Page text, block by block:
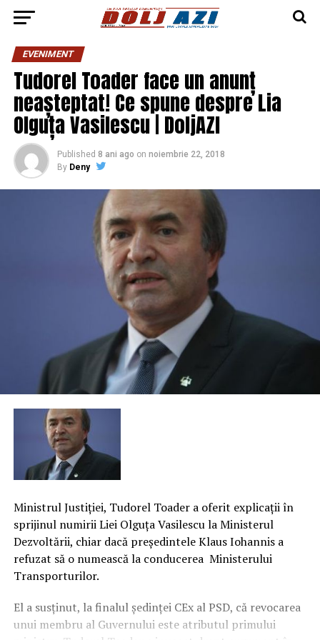
EVENIMENT
Tudorel Toader face un anunț
neașteptat! Ce spune despre Lia
Olguța Vasilescu | DoljAZI
Published 8 ani ago on noiembrie 22, 2018
By Deny
Ministrul Justiţiei, Tudorel Toader a oferit explicaţii în
sprijinul numirii Liei Olguţa Vasilescu la Ministerul
Dezvoltării, chiar dacă preşedintele Klaus Iohannis a
refuzat să o numească la conducerea Ministerului
Transporturilor.
El a susţinut, la finalul şedinţei CEx al PSD, că revocarea
unui membru al Guvernului este atributul primului